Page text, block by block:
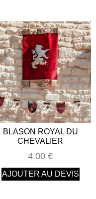
BLASON ROYAL DU
CHEVALIER
4.00 €
AJOUTER AU DEVIS